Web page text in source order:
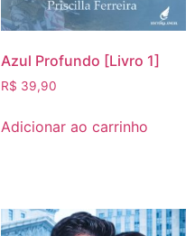
Azul Profundo [Livro 1]
R$ 39,90
Adicionar ao carrinho